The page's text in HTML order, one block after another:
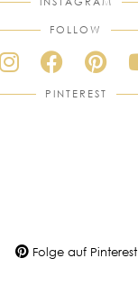
FOLLOW
PINTEREST
Folge auf Pinterest